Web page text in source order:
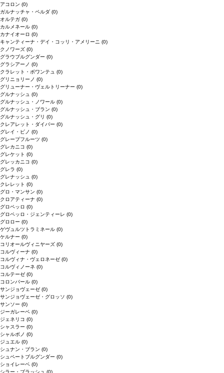
アコロン (0)
ガルナッチャ・ペルダ (0)
オルテガ (0)
カルメネール (0)
カナイオーロ (0)
キャンティーナ・デイ・コッリ・アメリーニ (0)
クノワーズ (0)
グラウブルグンダー (0)
グラシアーノ (0)
クラレット・ボワンテュ (0)
グリニョリーノ (0)
グリューナー・ヴェルトリーナー (0)
グルナッシュ (0)
グルナッシュ・ノワール (0)
グルナッシュ・ブラン (0)
グルナッシュ・グリ (0)
クレアレット・ダイバー (0)
グレイ・ピノ (0)
グレープフルーツ (0)
グレカニコ (0)
グレケット (0)
グレッカニコ (0)
グレラ (0)
グレナッシュ (0)
クレレット (0)
グロ・マンサン (0)
クロアティーナ (0)
グロペッロ (0)
グロペッロ・ジェンティーレ (0)
グロロー (0)
ゲヴュルツトラミネール (0)
ケルナー (0)
コリオールヴィニヤーズ (0)
コルヴィーナ (0)
コルヴィナ・ヴェロネーゼ (0)
コルヴィノーネ (0)
コルテーゼ (0)
コロンバール (0)
サンジョヴェーゼ (0)
サンジョヴェーゼ・グロッソ (0)
サンソー (0)
ジーガレーベ (0)
ジェネリコ (0)
シャスラー (0)
シャルボノ (0)
ジュエル (0)
シュナン・ブラン (0)
シュペートブルグンダー (0)
ショイレーベ (0)
シラー・ブラッシュ (0)